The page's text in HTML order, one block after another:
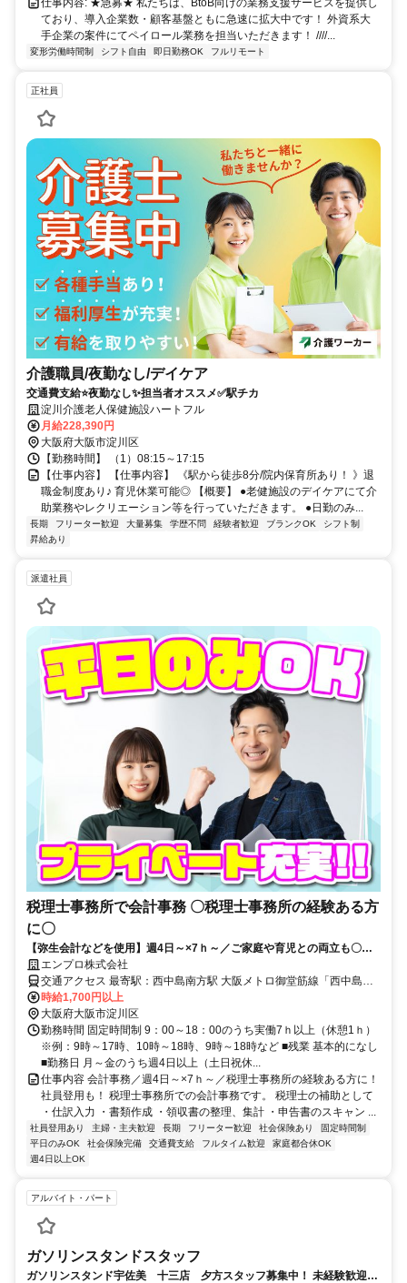
仕事内容: ★急募★ 私たちは、BtoB向けの業務支援サービスを提供し
ており、導入企業数・顧客基盤ともに急速に拡大中です！ 外資系大
手企業の案件にてペイロール業務を担当いただきます！ ////...
変形労働時間制 シフト自由 即日勤務OK フルリモート
正社員
介護職員/夜勤なし/デイケア
交通費支給⭐️夜勤なし✨担当者オススメ✅️駅チカ
淀川介護老人保健施設ハートフル
月給228,390円
大阪府大阪市淀川区
【勤務時間】 （1）08:15～17:15
【仕事内容】 【仕事内容】 《駅から徒歩8分/院内保育所あり！ 》退
職金制度あり♪ 育児休業可能◎ 【概要】 ●老健施設のデイケアにて介
助業務やレクリエーション等を行っていただきます。 ●日勤のみ...
長期 フリーター歓迎 大量募集 学歴不問 経験者歓迎 ブランクOK
シフト制
昇給あり
派遣社員
税理士事務所で会計事務 〇税理士事務所の経験ある方
に〇
【弥生会計などを使用】週4日～×7ｈ～／ご家庭や育児との両立も〇！
ライフスタイルに合わせてキャリアを継続！社員登用も！
エンプロ株式会社
交通アクセス 最寄駅：西中島南方駅 大阪メトロ御堂筋線「西中島南
方駅 徒歩9分」 阪急京都線「南方駅 徒歩13分」 阪急各線「十三駅 徒
歩20分」 所在地：大阪府大阪市淀川区木川東 ※自転車通勤OK
時給1,700円以上
大阪府大阪市淀川区
勤務時間 固定時間制 9：00～18：00のうち実働7ｈ以上（休憩1ｈ）
※例：9時～17時、10時～18時、9時～18時など ■残業 基本的になし
■勤務日 月～金のうち週4日以上（土日祝休...
仕事内容 会計事務／週4日～×7ｈ～／税理士事務所の経験ある方に！
社員登用も！ 税理士事務所での会計事務です。 税理士の補助として
・仕訳入力 ・書類作成 ・領収書の整理、集計 ・申告書のスキャン ...
社員登用あり 主婦・主夫歓迎 長期 フリーター歓迎 社会保険あり
固定時間制
平日のみOK
社会保険完備 交通費支給 フルタイム歓迎
家庭都合休OK
週4日以上OK
アルバイト・パート
ガソリンスタンドスタッフ
ガソリンスタンド宇佐美 十三店 夕方スタッフ募集中！ 未経験歓迎！